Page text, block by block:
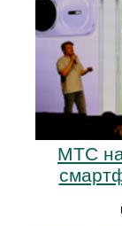
МТС